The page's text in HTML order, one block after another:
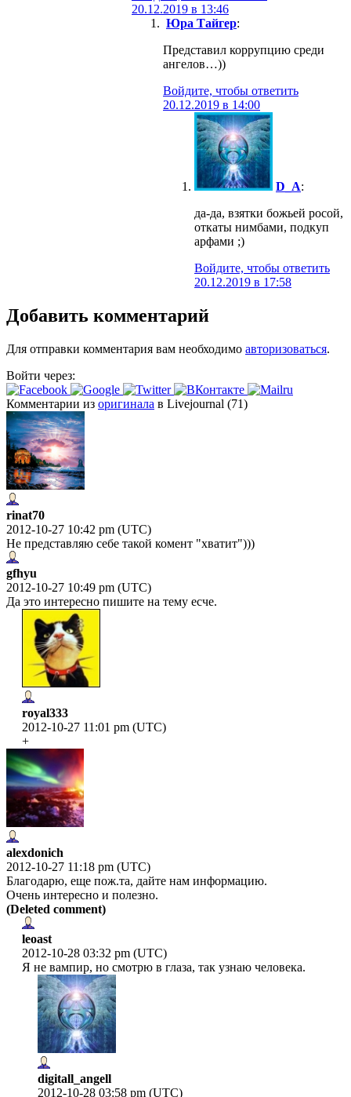
20.12.2019 в 13:46
Юра Тайгер:
Представил коррупцию среди
ангелов…))
Войдите, чтобы ответить
20.12.2019 в 14:00
D_A:
да-да, взятки божьей росой,
откаты нимбами, подкуп
арфами ;)
Войдите, чтобы ответить
20.12.2019 в 17:58
Добавить комментарий
Для отправки комментария вам необходимо авторизоваться.
Войти через:
Комментарии из оригинала в Livejournal (71)
rinat70
2012-10-27 10:42 pm (UTC)
Не представляю себе такой комент "хватит")))
gfhyu
2012-10-27 10:49 pm (UTC)
Да это интересно пишите на тему есче.
royal333
2012-10-27 11:01 pm (UTC)
+
alexdonich
2012-10-27 11:18 pm (UTC)
Благодарю, еще пож.та, дайте нам информацию.
Очень интересно и полезно.
(Deleted comment)
leoast
2012-10-28 03:32 pm (UTC)
Я не вампир, но смотрю в глаза, так узнаю человека.
digitall_angell
2012-10-28 03:58 pm (UTC)